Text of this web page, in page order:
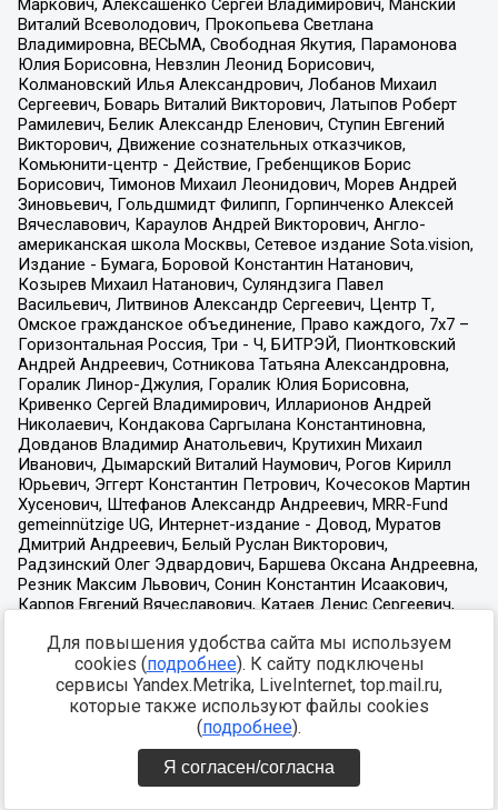
Для повышения удобства сайта мы используем
cookies (подробнее). К сайту подключены
сервисы Yandex.Metrika, LiveInternet, top.mail.ru,
которые также используют файлы cookies
(подробнее).
Я согласен/согласна